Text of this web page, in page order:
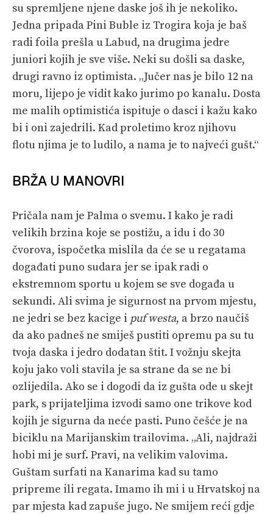
su spremljene njene daske još ih je nekoliko.
Jedna pripada Pini Buble iz Trogira koja je baš
radi foila prešla u Labud, na drugima jedre
juniori kojih je sve više. Neki su došli sa daske,
drugi ravno iz optimista. „Jučer nas je bilo 12 na
moru, lijepo je vidit kako jurimo po kanalu. Dosta
me malih optimistića ispituje o dasci i kažu kako
bi i oni zajedrili. Kad proletimo kroz njihovu
flotu njima je to ludilo, a nama je to najveći gušt.“
BRŽA U MANOVRI
Pričala nam je Palma o svemu. I kako je radi
velikih brzina koje se postižu, a idu i do 30
čvorova, ispočetka mislila da će se u regatama
događati puno sudara jer se ipak radi o
ekstremnom sportu u kojem se sve događa u
sekundi. Ali svima je sigurnost na prvom mjestu,
ne jedri se bez kacige i puf westa, a brzo naučiš
da ako padneš ne smiješ pustiti opremu pa su tu
tvoja daska i jedro dodatan štit. I vožnju skejta
koju jako voli stavila je sa strane da se ne bi
ozlijedila. Ako se i dogodi da iz gušta ode u skejt
park, s prijateljima izvodi samo one trikove kod
kojih je sigurna da neće pasti. Puno češće je na
biciklu na Marijanskim trailovima. „Ali, najdraži
hobi mi je surf. Pravi, na velikim valovima.
Guštam surfati na Kanarima kad su tamo
pripreme ili regata. Imamo ih mi i u Hrvatskoj na
par mjesta kad zapuše jugo. Ne smijem reći gdje